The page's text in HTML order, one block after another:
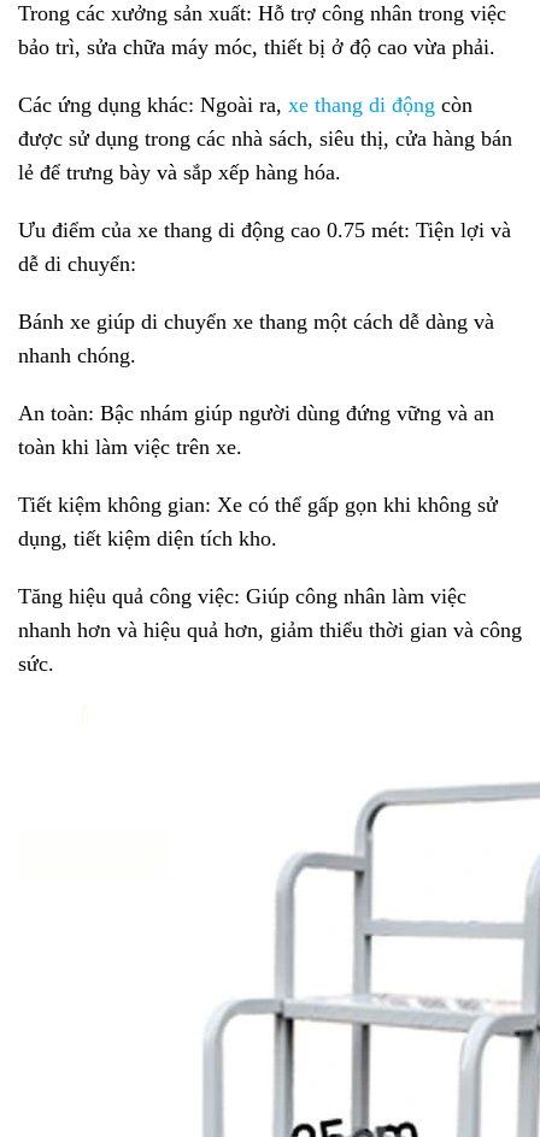
Trong các xưởng sản xuất: Hỗ trợ công nhân trong việc
bảo trì, sửa chữa máy móc, thiết bị ở độ cao vừa phải.
Các ứng dụng khác: Ngoài ra, xe thang di động còn
được sử dụng trong các nhà sách, siêu thị, cửa hàng bán
lẻ để trưng bày và sắp xếp hàng hóa.
Ưu điểm của xe thang di động cao 0.75 mét: Tiện lợi và
dễ di chuyển:
Bánh xe giúp di chuyển xe thang một cách dễ dàng và
nhanh chóng.
An toàn: Bậc nhám giúp người dùng đứng vững và an
toàn khi làm việc trên xe.
Tiết kiệm không gian: Xe có thể gấp gọn khi không sử
dụng, tiết kiệm diện tích kho.
Tăng hiệu quả công việc: Giúp công nhân làm việc
nhanh hơn và hiệu quả hơn, giảm thiểu thời gian và công
sức.